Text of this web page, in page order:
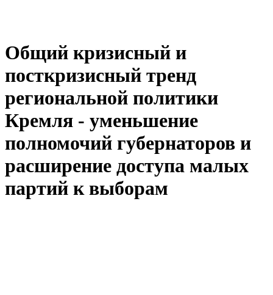
Общий кризисный и
посткризисный тренд
региональной политики
Кремля - уменьшение
полномочий губернаторов и
расширение доступа малых
партий к выборам